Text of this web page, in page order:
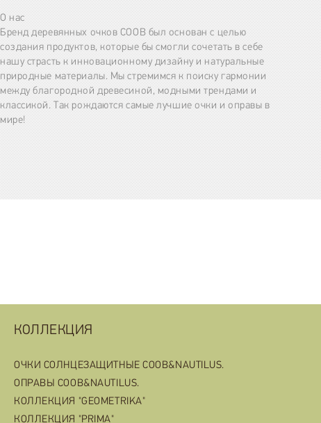
О нас
Бренд деревянных очков COOB был основан с целью
создания продуктов, которые бы смогли сочетать в себе
нашу страсть к инновационному дизайну и натуральные
природные материалы. Мы стремимся к поиску гармонии
между благородной древесиной, модными трендами и
классикой. Так рождаются самые лучшие очки и оправы в
мире!
КОЛЛЕКЦИЯ
ОЧКИ СОЛНЦЕЗАЩИТНЫЕ COOB&NAUTILUS.
ОПРАВЫ COOB&NAUTILUS.
КОЛЛЕКЦИЯ "GEOMETRIKA"
КОЛЛЕКЦИЯ "PRIMA"